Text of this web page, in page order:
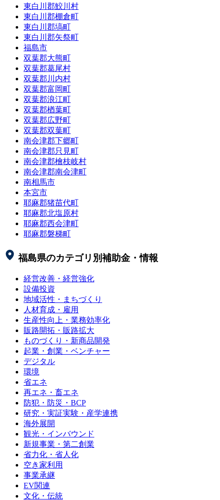
東白川郡鮫川村
東白川郡棚倉町
東白川郡塙町
東白川郡矢祭町
福島市
双葉郡大熊町
双葉郡葛尾村
双葉郡川内村
双葉郡富岡町
双葉郡浪江町
双葉郡楢葉町
双葉郡広野町
双葉郡双葉町
南会津郡下郷町
南会津郡只見町
南会津郡檜枝岐村
南会津郡南会津町
南相馬市
本宮市
耶麻郡猪苗代町
耶麻郡北塩原村
耶麻郡西会津町
耶麻郡磐梯町
福島県のカテゴリ別補助金・情報
経営改善・経営強化
設備投資
地域活性・まちづくり
人材育成・雇用
生産性向上・業務効率化
販路開拓・販路拡大
ものづくり・新商品開発
起業・創業・ベンチャー
デジタル
環境
省エネ
再エネ・畜エネ
防犯・防災・BCP
研究・実証実験・産学連携
海外展開
観光・インバウンド
新規事業・第二創業
省力化・省人化
空き家利用
事業承継
EV関連
文化・伝統